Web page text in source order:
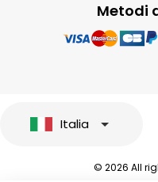
Metodi
Italia
© 2026 All